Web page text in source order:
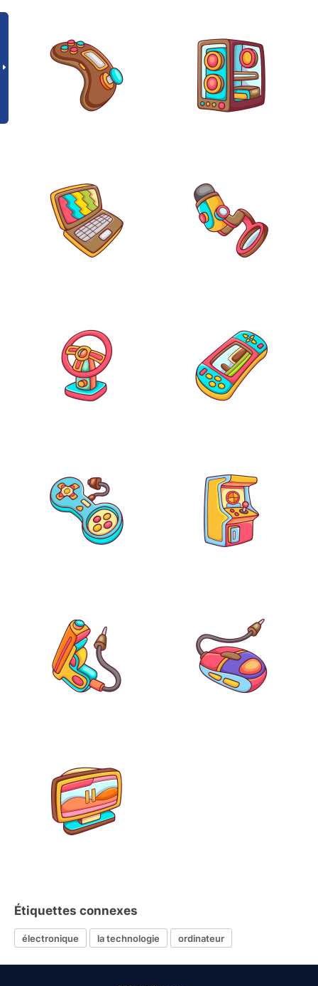
Étiquettes connexes
électronique la technologie ordinateur